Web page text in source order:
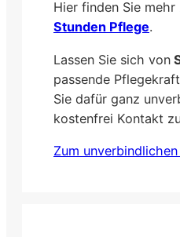
Hier finden Sie mehr
Stunden Pflege.
Lassen Sie sich von
passende
Sie dafür ganz
kostenfrei Kontakt
Zum